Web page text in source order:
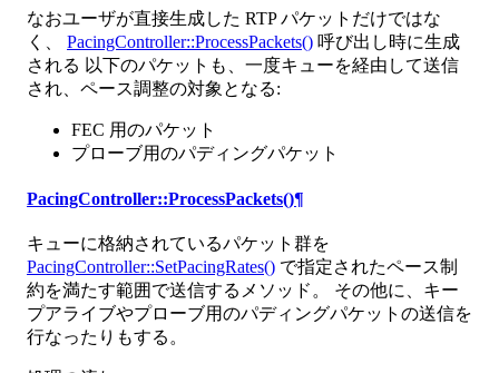
なおユーザが直接生成した RTP パケットだけではな
く、 PacingController::ProcessPackets() 呼び出し時に生成
される 以下のパケットも、一度キューを経由して送信
され、ペース調整の対象となる:
FEC 用のパケット
プローブ用のパディングパケット
PacingController::ProcessPackets()¶
キューに格納されているパケット群を
PacingController::SetPacingRates() で指定されたペース制
約を満たす範囲で送信するメソッド。 その他に、キー
プアライブやプローブ用のパディングパケットの送信を
行なったりもする。